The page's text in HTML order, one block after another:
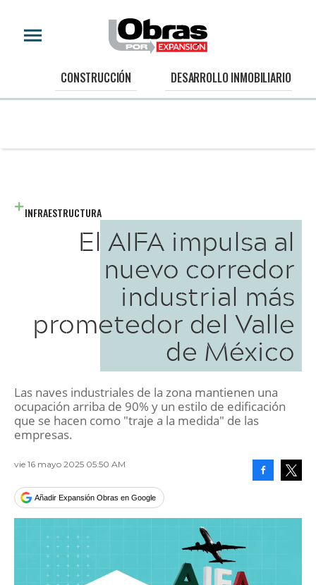
CONSTRUCCIÓN DESARROLLO INMOBILIARIO
INFRAESTRUCTURA
El AIFA impulsa al
nuevo corredor
industrial más
prometedor del Valle
de México
Las naves industriales de la zona mantienen una
ocupación arriba de 90% y un estilo de edificación
que se hacen como "traje a la medida" de las
empresas.
vie 16 mayo 2025 05:50 AM
Añadir Expansión Obras en Google